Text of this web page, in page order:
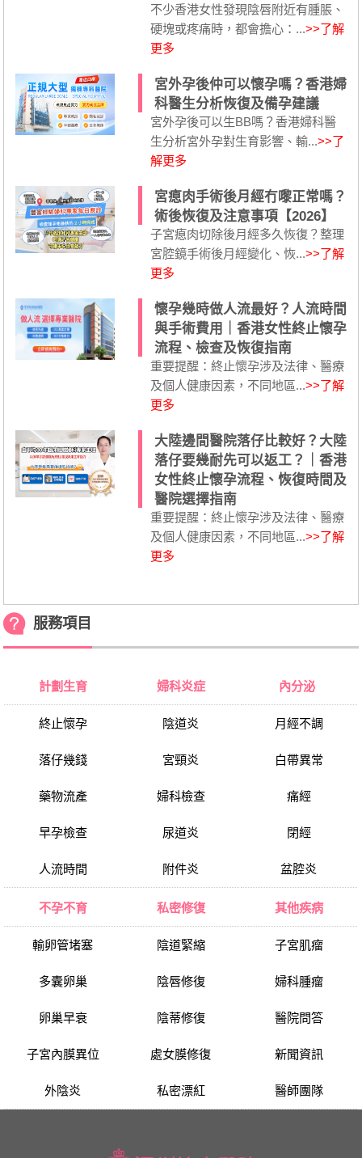
不少香港女性發現陰唇附近有腫脹、
硬塊或疼痛時，都會擔心：...>>了解
更多
宮外孕後仲可以懷孕嗎？香港婦
科醫生分析恢復及備孕建議
宮外孕後可以生BB嗎？香港婦科醫
生分析宮外孕對生育影響、輸...>>了
解更多
宮瘜肉手術後月經冇嚟正常嗎？
術後恢復及注意事項【2026】
子宮瘜肉切除後月經多久恢復？整理
宮腔鏡手術後月經變化、恢...>>了解
更多
懷孕幾時做人流最好？人流時間
與手術費用｜香港女性終止懷孕
流程、檢查及恢復指南
重要提醒：終止懷孕涉及法律、醫療
及個人健康因素，不同地區...>>了解
更多
大陸邊間醫院落仔比較好？大陸
落仔要幾耐先可以返工？｜香港
女性終止懷孕流程、恢復時間及
醫院選擇指南
重要提醒：終止懷孕涉及法律、醫療
及個人健康因素，不同地區...>>了解
更多
服務項目
計劃生育
終止懷孕
落仔幾錢
藥物流產
早孕檢查
人流時間
婦科炎症
陰道炎
宮頸炎
婦科檢查
尿道炎
附件炎
內分泌
月經不調
白帶異常
痛經
閉經
盆腔炎
不孕不育
輸卵管堵塞
多囊卵巢
卵巢早衰
子宮內膜異位
外陰炎
私密修復
陰道緊縮
陰唇修復
陰蒂修復
處女膜修復
私密漂紅
其他疾病
子宮肌瘤
婦科腫瘤
醫院問答
新聞資訊
醫師團隊